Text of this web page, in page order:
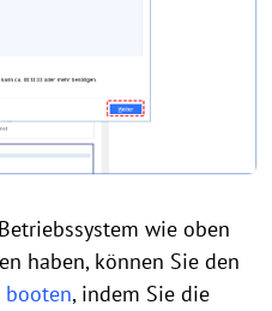
wie oben
haben, können Sie den
booten, indem Sie die